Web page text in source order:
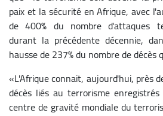
paix et la sécurité en Afrique, avec
de 400% du nombre d'attaques
durant la précédente décennie,
hausse de 237% du nombre de
«L'Afrique connait, aujourd'hui, près
décès liés au terrorisme
centre de gravité mondiale du